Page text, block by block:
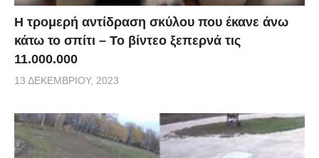
Η τρομερή αντίδραση σκύλου που έκανε άνω
κάτω το σπίτι – Το βίντεο ξεπερνά τις
11.000.000
13 ΔΕΚΕΜΒΡΊΟΥ, 2023